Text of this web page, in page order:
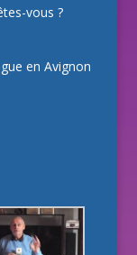
vous ?
en Avignon